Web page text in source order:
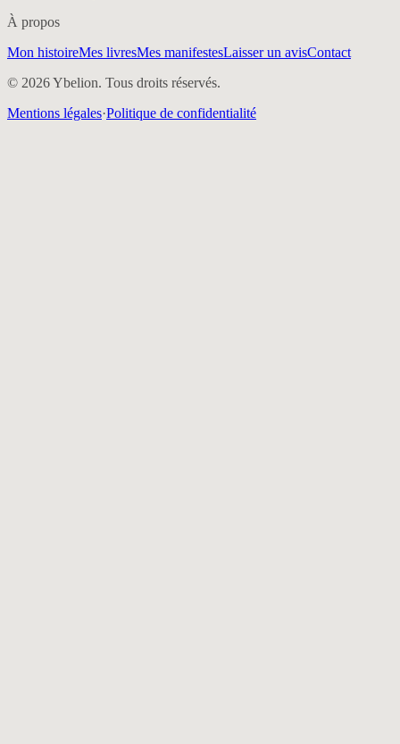
À propos
Mon histoireMes livresMes manifestesLaisser un avisContact
© 2026 Ybelion. Tous droits réservés.
Mentions légales·Politique de confidentialité